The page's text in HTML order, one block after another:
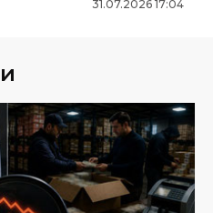
31 .07.2026 17:04